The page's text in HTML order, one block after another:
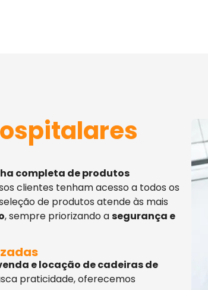
completa de produtos
clientes tenham acesso a todos os
de produtos atende às mais
, sempre priorizando asegurança e
e locação de cadeiras de
praticidade, oferecemos